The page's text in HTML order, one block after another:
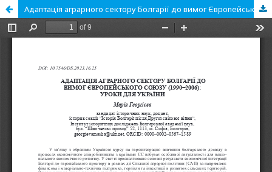
Адаптація аграрного сектору Болгарії до вимог Європейського Союзу (1990-2006): уроки для України.